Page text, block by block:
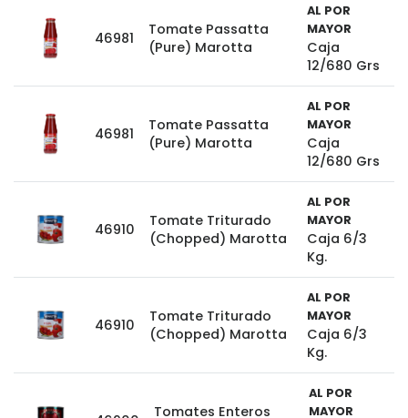
46981
Tomate Passatta
(Pure) Marotta
AL POR
MAYOR
Caja
12/680 Grs
46981
Tomate Passatta
(Pure) Marotta
AL POR
MAYOR
Caja
12/680 Grs
46910
Tomate Triturado
(Chopped) Marotta
AL POR
MAYOR
Caja 6/3
Kg.
46910
Tomate Triturado
(Chopped) Marotta
AL POR
MAYOR
Caja 6/3
Kg.
Tomates Enteros
AL POR
MAYOR